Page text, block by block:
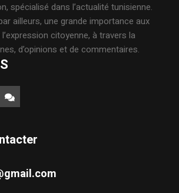
spécialisé dans l’actualité tunisienne.
ailleurs, une grande importance aux
citoyenne, à travers la
d’opinions et de commentaires.